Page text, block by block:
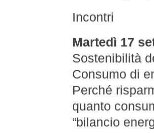
Incontri
Martedì 17
Sostenibilità
Consumo di
Perché
quanto
“bilancio